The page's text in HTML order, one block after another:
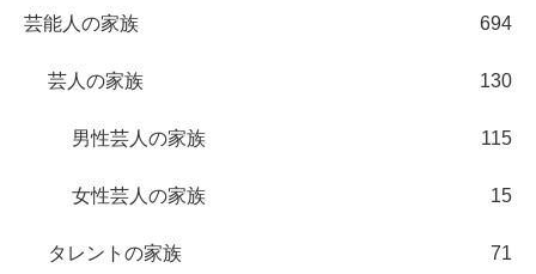
芸能人の家族 694
芸人の家族 130
男性芸人の家族 115
女性芸人の家族 15
タレントの家族 71